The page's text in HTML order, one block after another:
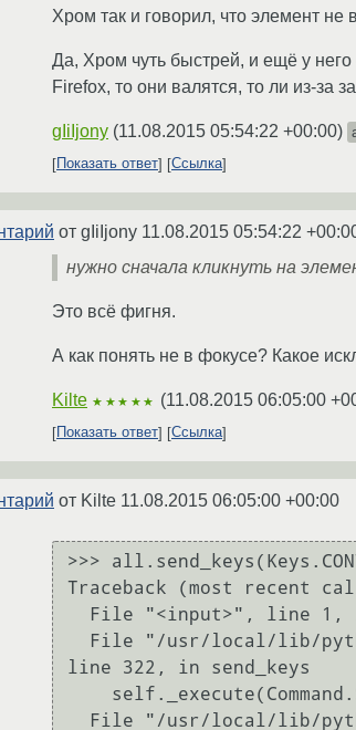
Хром так и говорил, что элемент
Да, Хром чуть быстрей, и ещё у
Firefox, то они валятся, то ли из-за
gIiIjony (11.08.2015 05:54:22 +00:00)
Показать ответ
Ссылка
от gIiIjony 11.08.2015 05:54:22
нужно сначала кликнуть на
Это всё фигня.
А как понять не в фокусе? Какое
Kilte ★★★★★ (11.08.2015 06:05:00
Показать ответ Ссылка
от Kilte 11.08.2015 06:05:00 +00:00
>>>
Traceback (most recent
line 322, in send_keys